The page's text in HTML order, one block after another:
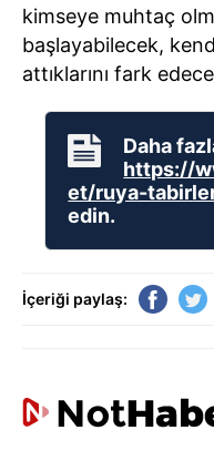
kimseye muhtaç
başlayabilecek,
attıklarını fark
Daha
https://
et/ruya-
edin.
İçeriği paylaş: